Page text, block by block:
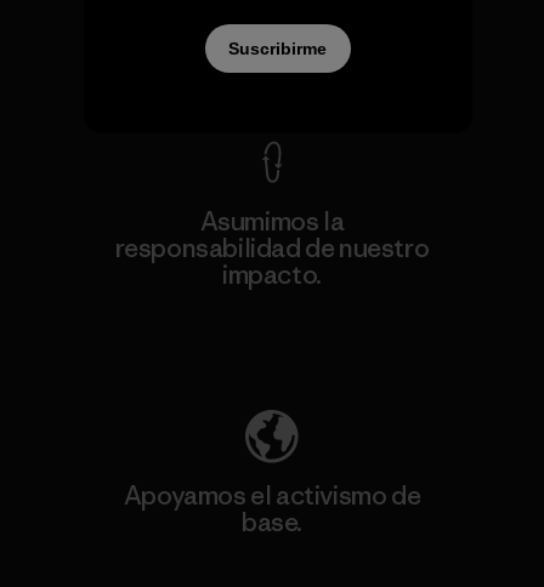
Ver Garantía Blindada
Asumimos la
responsabilidad de nuestro
impacto.
Apoyamos el activismo de
base.
Suscribirme